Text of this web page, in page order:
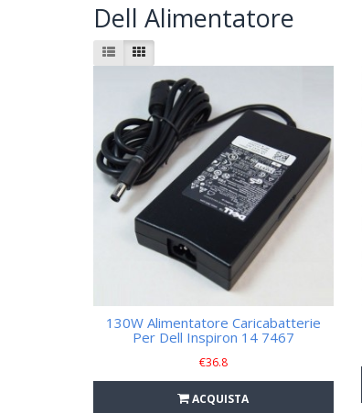
Dell Alimentatore
130W Alimentatore Caricabatterie
Per Dell Inspiron 14 7467
€36.8
ACQUISTA